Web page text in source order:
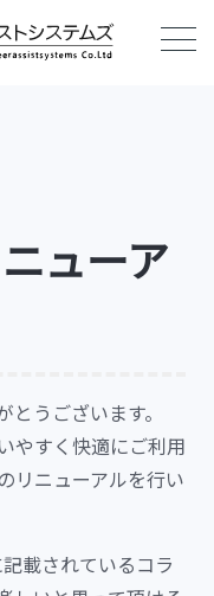
ューア
うございます。
やすく快適にご利用
リニューアルを行い
載されているコラ